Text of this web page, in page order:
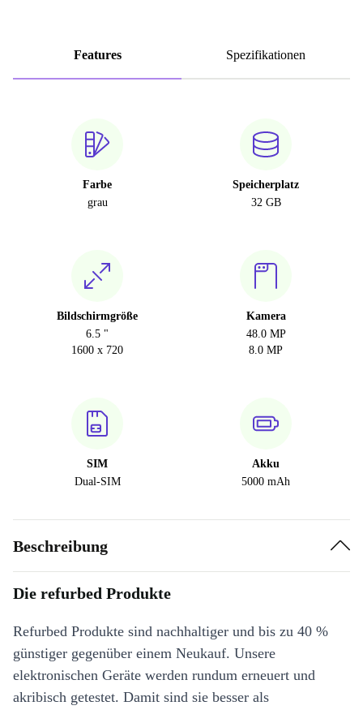
Features Spezifikationen
Farbe
grau
Speicherplatz
32 GB
Bildschirmgröße
6.5 "
1600 x 720
Kamera
48.0 MP
8.0 MP
SIM
Dual-SIM
Akku
5000 mAh
Beschreibung
Die refurbed Produkte
Refurbed Produkte sind nachhaltiger und bis zu 40 %
günstiger gegenüber einem Neukauf. Unsere
elektronischen Geräte werden rundum erneuert und
akribisch getestet. Damit sind sie besser als